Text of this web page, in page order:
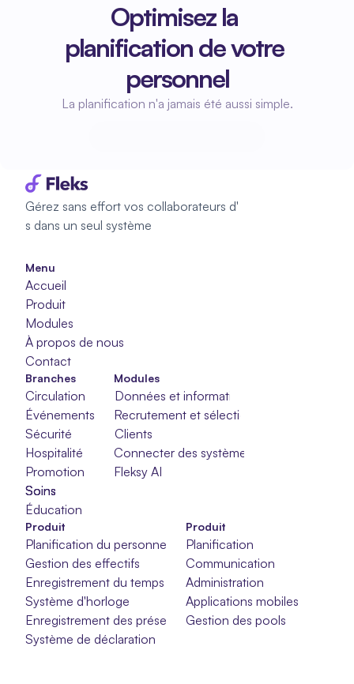
Optimisez la
planification de votre
personnel
La planification n'a jamais été aussi simple.
Gérez sans effort vos collaborateurs d'
s dans un seul système
Menu
Accueil
Produit
Modules
À propos de nous
Contact
Modules
Données et informations
Recrutement et sélection
Clients
Connecter des systèmes
Fleksy AI
Branches
Circulation
Événements
Sécurité
Hospitalité
Promotion
Soins
Soins
Soins
Éducation
Produit
Planification du personnel
Gestion des effectifs
Enregistrement du temps
Système d'horloge
Enregistrement des présences
Système de déclaration
Planification
Communication
Administration
Applications mobiles
Gestion des pools
Produit